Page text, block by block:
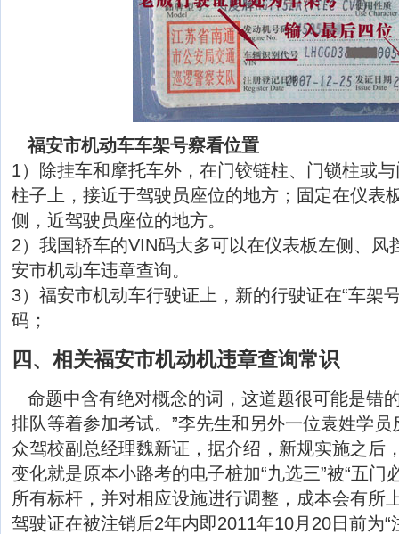
福安市机动车车架号察看位置
1）除挂车和摩托车外，在门铰链柱、门锁柱或
柱子上，接近于驾驶员座位的地方；固定在仪表
侧，近驾驶员座位的地方。
2）我国轿车的VIN码大多可以在仪表板左侧、风
安市机动车违章查询。
3）福安市机动车行驶证上，新的行驶证在“车架
码；
四、相关福安市机动机违章查询常识
命题中含有绝对概念的词，这道题很可能是错
排队等着参加考试。”李先生和另外一位袁姓学
众驾校副总经理魏新证，据介绍，新规实施之后
变化就是原本小路考的电子桩加“九选三”被“五门
所有标杆，并对相应设施进行调整，成本会有所
驾驶证在被注销后2年内即2011年10月20日前为“